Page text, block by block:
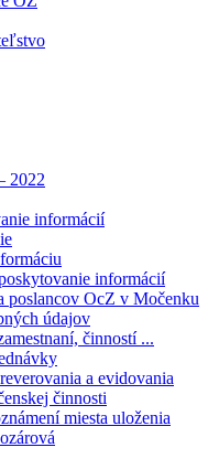
2022
informácií
informácií
poslancov OcZ v Močenku
údajov
činností ...
a evidovania
činnosti
miesta uloženia